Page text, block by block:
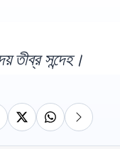
তীব্র সন্দেহ।